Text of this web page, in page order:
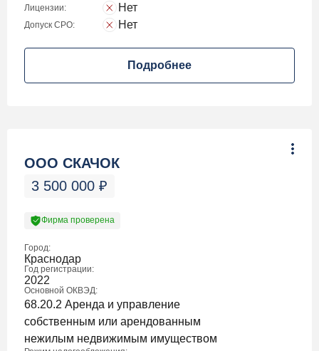
Лицензии: Нет
Допуск СРО: Нет
Подробнее
ООО СКАЧОК
3 500 000 ₽
Фирма проверена
Город:
Краснодар
Год регистрации:
2022
Основной ОКВЭД:
68.20.2 Аренда и управление
собственным или арендованным
нежилым недвижимым имуществом